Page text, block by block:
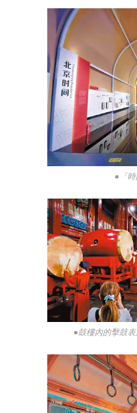
●「
●鼓樓內的擊鼓表